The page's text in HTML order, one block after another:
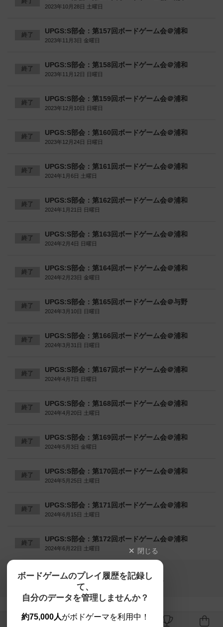
2023年10月28日 土曜日
終了 UPGS:S部会：第157回ボードゲーム会＠浦和
2023年11月3日 金曜日
終了 UPGS:S部会：第158回ボードゲーム会＠浦和
2023年11月12日 日曜日
終了 UPGS:S部会：第159回ボードゲーム会＠浦和
2023年12月10日 日曜日
終了 UPGS:S部会：第160回ボードゲーム会＠浦和
2023年12月24日 日曜日
終了 UPGS:S部会：第161回ボードゲーム会＠浦和
2024年1月6日 土曜日
終了 UPGS:S部会：第162回ボードゲーム会＠浦和
2024年1月21日 日曜日
終了 UPGS:S部会：第163回ボードゲーム会＠浦和
2024年2月4日 日曜日
終了 UPGS:S部会：第164回ボードゲーム会＠浦和
2024年2月23日 金曜日
終了 UPGS:S部会：第165回ボードゲーム会＠与野
2024年3月10日 日曜日
終了 UPGS:S部会：第166回ボードゲーム会＠浦和
2024年3月31日 日曜日
終了 UPGS:S部会：第167回ボードゲーム会＠浦和
2024年4月7日 日曜日
終了 UPGS:S部会：第168回ボードゲーム会＠浦和
2024年4月20日 土曜日
終了 UPGS:S部会：第169回ボードゲーム会＠浦和
2024年5月3日 金曜日
終了 UPGS:S部会：第170回ボードゲーム会＠浦和
2024年5月25日 土曜日
終了 UPGS:S部会：第171回ボードゲーム会＠浦和
2024年6月15日 土曜日
終了 UPGS:S部会：第172回ボードゲーム会＠浦和
2024年6月22日 土曜日 閉じる
ボードゲームのプレイ履歴を記録し
て、
自分のデータを管理しませんか？
約75,000人がボドゲーマを利用中！
【ボドゲーマ】ボードゲームの総合情報サイト